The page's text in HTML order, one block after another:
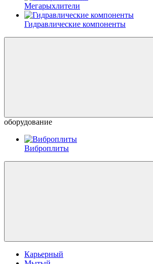
Мегарыхлители
Гидравлические компоненты
оборудование
Виброплиты
Карьерный